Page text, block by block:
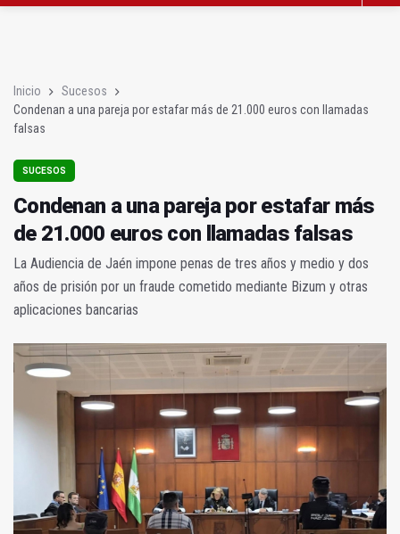
Inicio
Sucesos
Condenan a una pareja por estafar más de 21.000 euros con llamadas
falsas
SUCESOS
Condenan a una pareja por estafar más
de 21.000 euros con llamadas falsas
La Audiencia de Jaén impone penas de tres años y medio y dos
años de prisión por un fraude cometido mediante Bizum y otras
aplicaciones bancarias